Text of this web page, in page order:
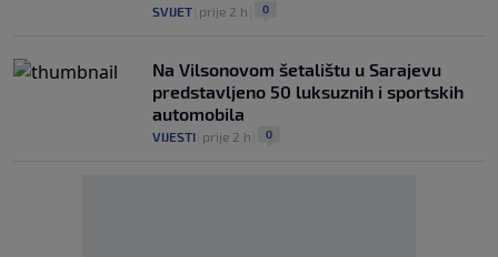
SVIJET prije 2 h 0
Na Vilsonovom šetalištu u Sarajevu
predstavljeno 50 luksuznih i sportskih
automobila
VIJESTI prije 2 h 0